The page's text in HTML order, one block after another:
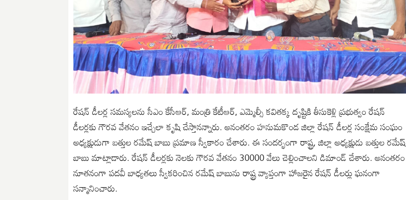
రేషన్ డీలర్ల సమస్యలను సీఎం కేసీఆర్, మంత్రి కేటీఆర్, ఎమ్మెల్సీ కవితక్క దృష్టికి తీసుకెళ్లి ప్రభుత్వం రేషన్
డీలర్లకు గౌరవ వేతనం ఇచ్చేలా కృషి చేస్తానన్నారు. అనంతరం హనుమకొండ జిల్లా రేషన్ డీలర్ల సంక్షేమ సంఘం
అధ్యక్షుడుగా బత్తుల రమేష్ బాబు ప్రమాణ స్వీకారం చేశారు. ఈ సందర్భంగా రాష్ట్ర, జిల్లా అధ్యక్షుడు బత్తుల రమేష్
బాబు మాట్లాడారు. రేషన్ డీలర్లకు నెలకు గౌరవ వేతనం 30000 వేలు చెల్లించాలని డిమాండ్ చేశారు. అనంతరం
నూతనంగా పదవీ బాధ్యతలు స్వీకరించిన రమేష్ బాబును రాష్ట్ర వ్యాప్తంగా హాజరైన రేషన్ డీలర్లు ఘనంగా
సన్మానించారు.